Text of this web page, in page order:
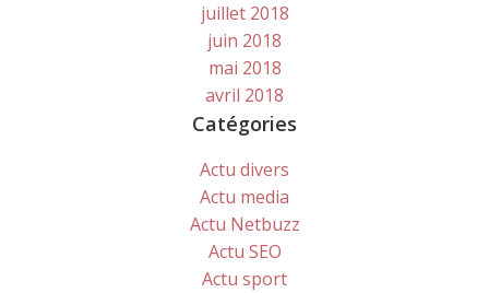
juillet 2018
juin 2018
mai 2018
avril 2018
Catégories
Actu divers
Actu media
Actu Netbuzz
Actu SEO
Actu sport